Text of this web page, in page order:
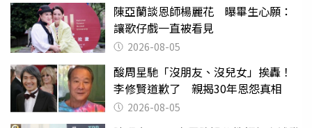
陳亞蘭談恩師楊麗花 曝畢生心願：
讓歌仔戲一直被看見
2026-08-05
酸周星馳「沒朋友、沒兒女」挨轟！
李修賢道歉了 親揭30年恩怨真相
2026-08-05